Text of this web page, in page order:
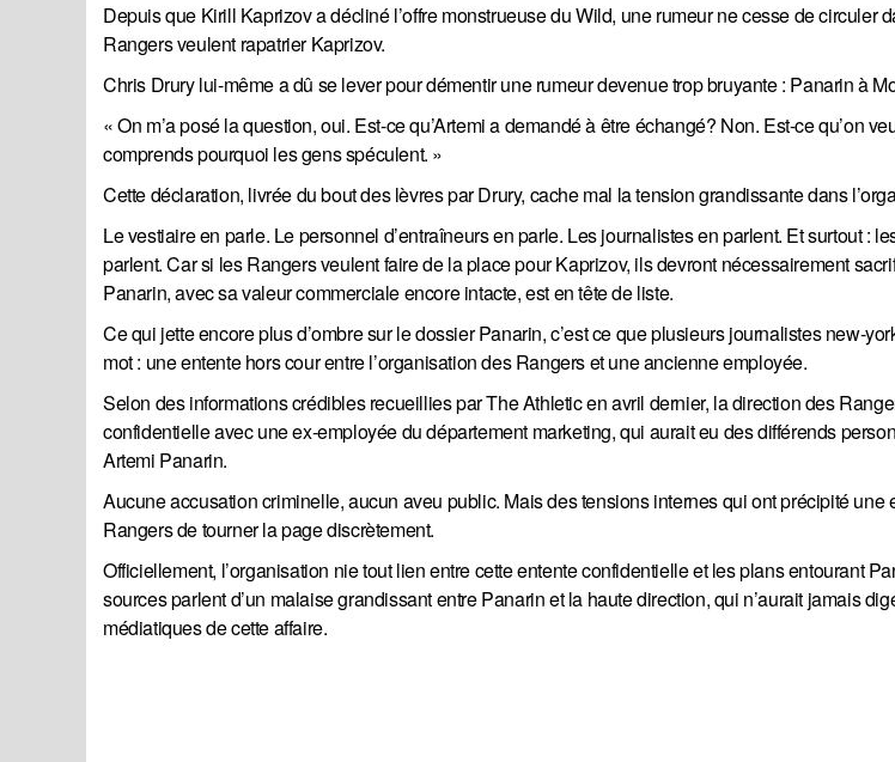
Depuis que Kirill Kaprizov a décliné l’offre monstrueuse du Wild, une rumeur ne cesse de circuler
Rangers veulent rapatrier Kaprizov.
Chris Drury lui-même a dû se lever pour démentir une rumeur devenue trop bruyante : Panarin à
« On m’a posé la question, oui. Est-ce qu’Artemi a demandé à être échangé? Non. Est-ce qu’on
comprends pourquoi les gens spéculent. »
Cette déclaration, livrée du bout des lèvres par Drury, cache mal la tension grandissante dans
Le vestiaire en parle. Le personnel d’entraîneurs en parle. Les journalistes en parlent. Et surtout :
parlent. Car si les Rangers veulent faire de la place pour Kaprizov, ils devront nécessairement
Panarin, avec sa valeur commerciale encore intacte, est en tête de liste.
Ce qui jette encore plus d’ombre sur le dossier Panarin, c’est ce que plusieurs journalistes new-
mot : une entente hors cour entre l’organisation des Rangers et une ancienne employée.
Selon des informations crédibles recueillies par The Athletic en avril dernier, la direction des
confidentielle avec une ex-employée du département marketing, qui aurait eu des différends
Artemi Panarin.
Aucune accusation criminelle, aucun aveu public. Mais des tensions internes qui ont précipité une
Rangers de tourner la page discrètement.
Officiellement, l’organisation nie tout lien entre cette entente confidentielle et les plans entourant
sources parlent d’un malaise grandissant entre Panarin et la haute direction, qui n’aurait jamais
médiatiques de cette affaire.